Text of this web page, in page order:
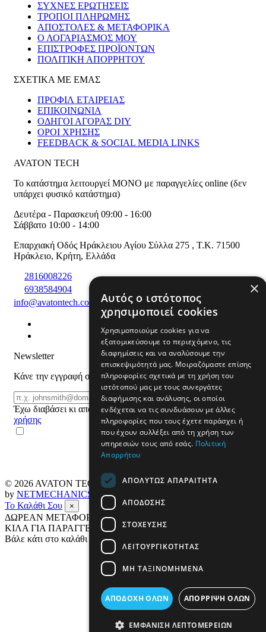
ΣΥΧΝΕΣ ΕΡΩΤΗΣΕΙΣ
ΤΡΟΠΟΙ ΠΛΗΡΩΜΗΣ
ΑΠΟΣΤΟΛΕΣ & ΜΕΤΑΦΟΡΙΚΑ
Ο ΛΟΓΑΡΙΑΣΜΟΣ ΜΟΥ
ΕΠΙΣΤΡΟΦΕΣ ΠΡΟΪΟΝΤΩΝ
ΠΟΛΙΤΙΚΗ ΑΠΟΡΡΗΤΟΥ
ΣΧΕΤΙΚΑ ΜΕ ΕΜΑΣ
ΠΡΟΦΙΛ ΕΤΑΙΡΕΙΑΣ
ΕΠΙΚΟΙΝΩΝΙΑ
ΟΔΗΓΟΙ ΑΓΟΡΑΣ DIY
ΟΡΟΙ ΧΡΗΣΗΣ
FEEDBACK & SOCIAL MEDIA LINKS
AVATON TECH
Το κατάστημα λειτουργεί ΜΟΝΟ με παραγγελίες online (δεν
υπάρχει φυσικό κατάστημα)
Δευτέρα - Παρασκευή 09:00 - 16:00
Σάββατο 10:00 - 14:00
Επαρχιακή Οδός Ηράκλειου Αγίου Σύλλα 275 , T.K. 71500
Ηράκλειο, Κρήτη, Ελλάδα
2816008226
6938584904
info@avatontech.com
Newsletter
Κάνε την εγγραφή σου και μάθε για προϊόντα και προσφορές
Email
ΕΓΓΡΑΦΗ
Έχω διαβάσει κι αποδέχομαι τουςόρους
χρήσης
© 2026 AVATON TECH All rights reserved Designed & developed
by NETMECHANICS
Το Καλάθι Σου
×
ΔΩΡΕΑΝ ΜΕΤΑΦΟΡΙΚΑ ΣΕ ΟΛΗ ΤΗΝ ΕΛΛΑΔΑ ΕΩΣ 4
ΚΙΛΑ ΓΙΑ ΠΑΡΑΓΓΕΛΙΕΣ ΑΝΩ ΤΩΝ 69€
Βάλε κάτι στο καλάθι σου
×
Αυτός ο ιστότοπος
χρησιμοποιεί cookies
Χρησιμοποιούμε cookies για να
εξατομικεύσουμε το περιεχόμενο, τις
διαφημίσεις και να αναλύσουμε την
επισκεψιμότητά μας. Μοιραζόμαστε επίσης
πληροφορίες σχετικά με τη χρήση του
ιστότοπού μας με τους συνεργάτες
διαφήμισης και ανάλυσης, οι οποίοι
ενδέχεται να τις συνδυάσουν με άλλες
πληροφορίες που τους έχετε παράσχει ή
που έχουν συλλέξει από τη χρήση των
υπηρεσιών τους από εσάς. Πολιτική
Απορρήτου
ΑΠΟΛΎΤΩΣ ΑΠΑΡΑΊΤΗΤΑ
ΑΠΌΔΟΣΗΣ
ΣΤΌΧΕΥΣΗΣ
ΛΕΙΤΟΥΡΓΙΚΌΤΗΤΑΣ
ΜΗ ΤΑΞΙΝΟΜΗΜΈΝΑ
ΑΠΟΔΟΧΉ ΌΛΩΝ ΑΠΌΡΡΙΨΗ ΌΛΩΝ
ΕΜΦΆΝΙΣΗ ΛΕΠΤΟΜΕΡΕΙΏΝ